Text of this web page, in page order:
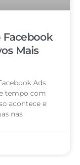
Facebook
Mais
Ads
tempo com
acontece e
nas